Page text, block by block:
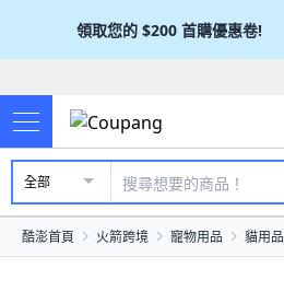
領取您的 $200 首購優惠卷!
全部
酷澎首頁 火箭跨境 寵物用品 貓用品